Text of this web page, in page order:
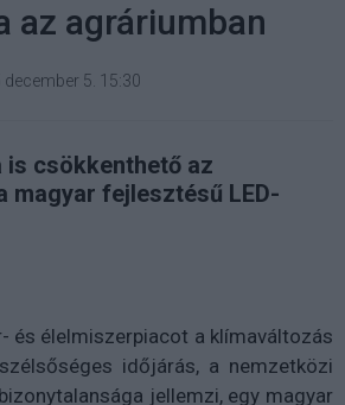
az agráriumban
december 5. 15:30
is csökkenthető az
magyar fejlesztésű LED-
és élelmiszerpiacot a klímaváltozás
időjárás, a nemzetközi
jellemzi, egy magyar